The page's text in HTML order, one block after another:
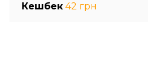
Кешбек 42 грн